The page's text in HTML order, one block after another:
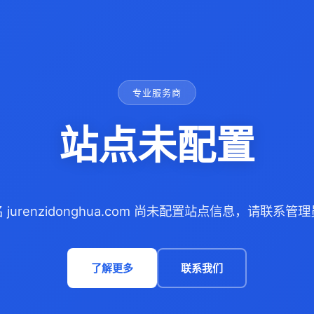
专业服务商
站点未配置
jurenzidonghua.com 尚未配置站点信息，请联系管理
了解更多 联系我们